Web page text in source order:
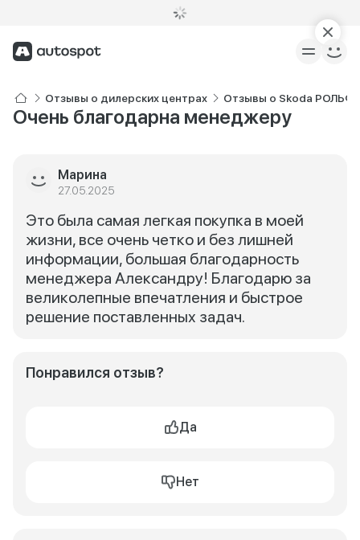
Отзывы о дилерских центрах Отзывы о Skoda РОЛЬФ
Очень благодарна менеджеру
Марина
27.05.2025
Это была самая легкая покупка в моей
жизни, все очень четко и без лишней
информации, большая благодарность
менеджера Александру! Благодарю за
великолепные впечатления и быстрое
решение поставленных задач.
Понравился отзыв?
Да
Нет